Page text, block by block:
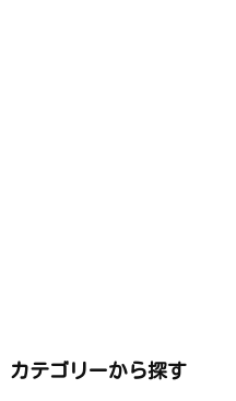
カテゴリーから探す